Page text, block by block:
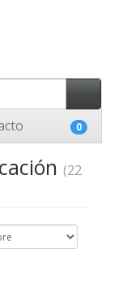
0
(22